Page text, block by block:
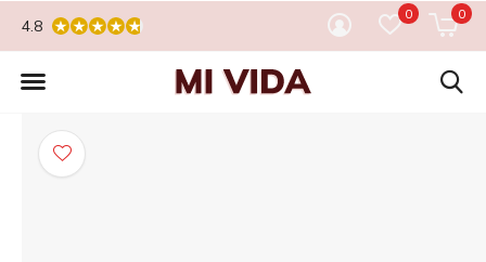
0 0
4.8